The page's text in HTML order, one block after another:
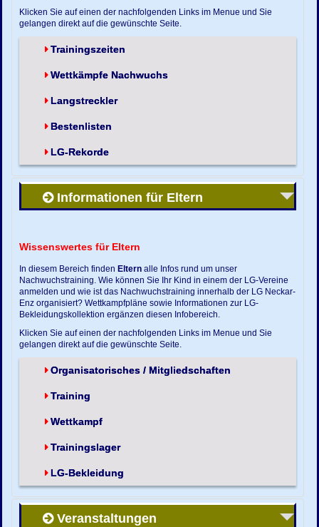
Klicken Sie auf einen der nachfolgenden Links im Menue und Sie
gelangen direkt auf die gewünschte Seite.
Trainingszeiten
Wettkämpfe Nachwuchs
Langstreckler
Bestenlisten
LG-Rekorde
Informationen für Eltern
Wissenswertes für Eltern
In diesem Bereich finden Eltern alle Infos rund um unser
Nachwuchstraining. Wie können Sie Ihr Kind in einem der LG-Vereine
anmelden und wie ist das Nachwuchstraining innerhalb der LG Neckar-
Enz organisiert? Wettkampfpläne sowie Informationen zur LG-
Bekleidungskollektion ergänzen diesen Infobereich.
Klicken Sie auf einen der nachfolgenden Links im Menue und Sie
gelangen direkt auf die gewünschte Seite.
Organisatorisches / Mitgliedschaften
Training
Wettkampf
Trainingslager
LG-Bekleidung
Veranstaltungen